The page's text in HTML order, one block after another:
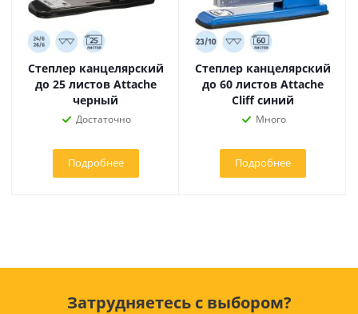
Степлер канцелярский
до 25 листов Attache
черный
Достаточно
Подробнее
Степлер канцелярский
до 60 листов Attache
Cliff синий
Много
Подробнее
Затрудняетесь с выбором?